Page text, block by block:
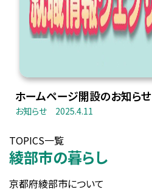
ホームページ開設のお知らせ
お知らせ 2025.4.11
TOPICS一覧
綾部市の暮らし
京都府綾部市について